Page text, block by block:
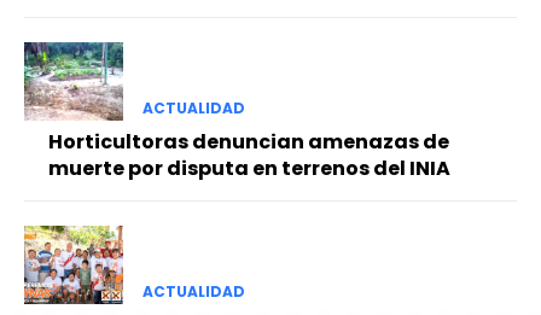
ACTUALIDAD
Horticultoras denuncian amenazas de
muerte por disputa en terrenos del INIA
ACTUALIDAD